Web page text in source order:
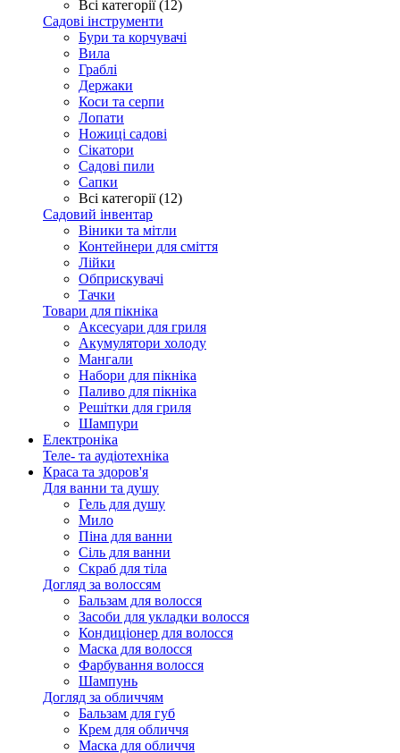
Всі категорії (12)
Садові інструменти
Бури та корчувачі
Вила
Граблі
Держаки
Коси та серпи
Лопати
Ножиці садові
Сікатори
Садові пили
Сапки
Всі категорії (12)
Садовий інвентар
Віники та мітли
Контейнери для сміття
Лійки
Обприскувачі
Тачки
Товари для пікніка
Аксесуари для гриля
Акумулятори холоду
Мангали
Набори для пікніка
Паливо для пікніка
Решітки для гриля
Шампури
Електроніка
Теле- та аудіотехніка
Краса та здоров'я
Для ванни та душу
Гель для душу
Мило
Піна для ванни
Сіль для ванни
Скраб для тіла
Догляд за волоссям
Бальзам для волосся
Засоби для укладки волосся
Кондиціонер для волосся
Маска для волосся
Фарбування волосся
Шампунь
Догляд за обличчям
Бальзам для губ
Крем для обличчя
Маска для обличчя